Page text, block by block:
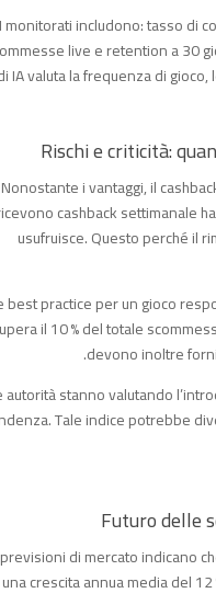
monitorati includono: tasso di
live e retention a 30
IA valuta la frequenza di
Nonostante i vantaggi, il
cashback settimanale
usufruisce. Questo perché il
best practice per un gioco
il 10 % del totale
devono inoltre
autorità stanno valutando
Tale indice potrebbe
di mercato indicano
una crescita annua media del